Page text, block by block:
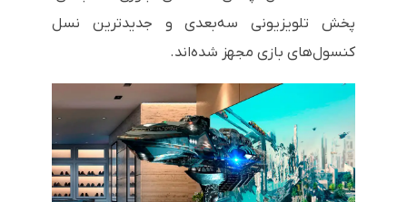
پخش تلویزیونی سه‌بعدی و جدیدترین نسل
کنسول‌های بازی مجهز شده‌اند.